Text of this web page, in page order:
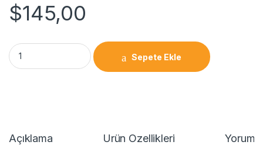
$145,00
Sepete Ekle
Açıklama Ürün Özellikleri